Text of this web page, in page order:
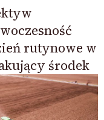
rutynowe w
środek